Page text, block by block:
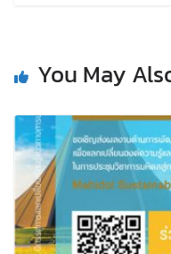
You May